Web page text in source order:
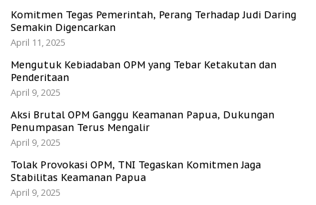
Komitmen Tegas Pemerintah, Perang Terhadap Judi Daring
Semakin Digencarkan
April 11, 2025
Mengutuk Kebiadaban OPM yang Tebar Ketakutan dan
Penderitaan
April 9, 2025
Aksi Brutal OPM Ganggu Keamanan Papua, Dukungan
Penumpasan Terus Mengalir
April 9, 2025
Tolak Provokasi OPM, TNI Tegaskan Komitmen Jaga
Stabilitas Keamanan Papua
April 9, 2025